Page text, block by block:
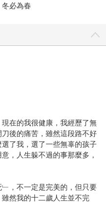
必為春
在的我很健康，我經歷了無
後的痛苦，雖然這段路不好
了我，選了一些無辜的孩子
，人生躲不過的事那麼多，
，不一定是完美的，但只要
然我的十二歲人生並不完